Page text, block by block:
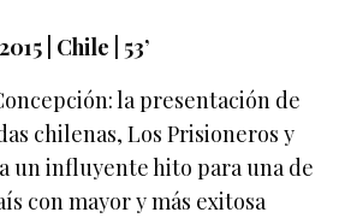
| Chile | 53’
la presentación de
chilenas, Los Prisioneros y
un influyente hito para una de
con mayor y más exitosa